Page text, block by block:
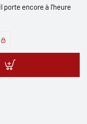
encore à l’heure